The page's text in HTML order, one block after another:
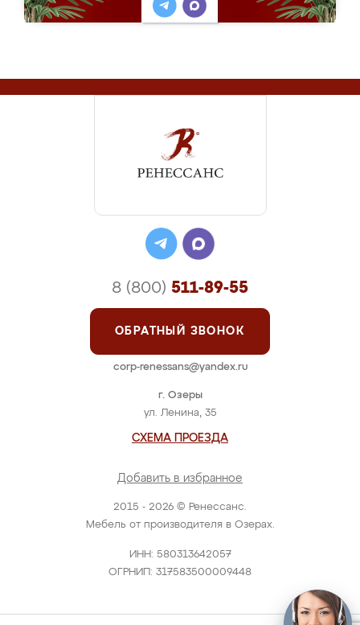
2015 - 2026 © Ренессанс.
Мебель от производителя в Озерах.
ИНН: 580313642057
ОГРНИП: 317583500009448
г. Озеры
ул. Ленина, 35
СХЕМА ПРОЕЗДА
Добавить в избранное
8 (800) 511-89-55
ОБРАТНЫЙ ЗВОНОК
corp-renessans@yandex.ru